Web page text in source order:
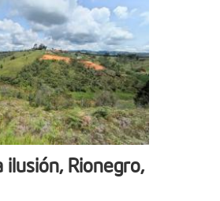
ilusión, Rionegro,